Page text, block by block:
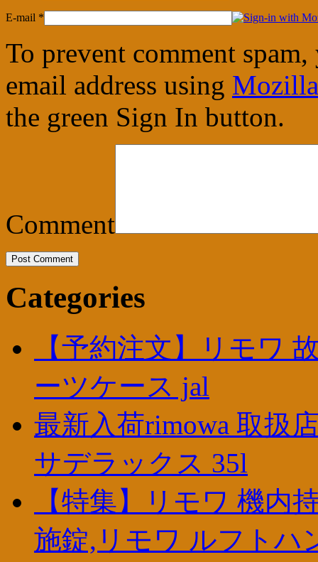
E-mail *
To prevent comment
email address using
the green Sign In button.
Comment
Categories
【予約注文】リモワ
ーツケース jal
最新入荷rimowa 取扱
サデラックス 35l
【特集】リモワ 機内
施錠,リモワ ルフトハ